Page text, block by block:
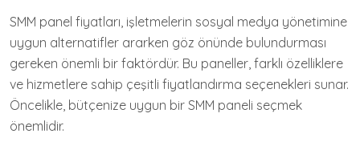
SMM panel fiyatları, işletmelerin sosyal medya yönetimine
uygun alternatifler ararken göz önünde bulundurması
gereken önemli bir faktördür. Bu paneller, farklı özelliklere
ve hizmetlere sahip çeşitli fiyatlandırma seçenekleri sunar.
Öncelikle, bütçenize uygun bir SMM paneli seçmek
önemlidir.